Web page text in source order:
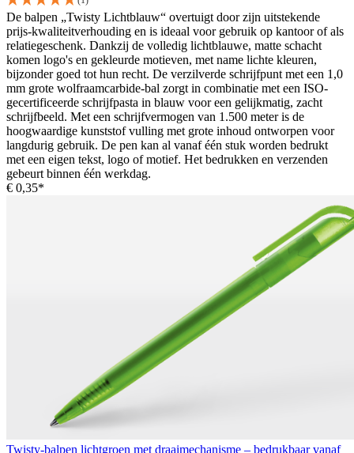
De balpen „Twisty Lichtblauw“ overtuigt door zijn uitstekende
prijs-kwaliteitverhouding en is ideaal voor gebruik op kantoor of als
relatiegeschenk. Dankzij de volledig lichtblauwe, matte schacht
komen logo's en gekleurde motieven, met name lichte kleuren,
bijzonder goed tot hun recht. De verzilverde schrijfpunt met een 1,0
mm grote wolfraamcarbide-bal zorgt in combinatie met een ISO-
gecertificeerde schrijfpasta in blauw voor een gelijkmatig, zacht
schrijfbeeld. Met een schrijfvermogen van 1.500 meter is de
hoogwaardige kunststof vulling met grote inhoud ontworpen voor
langdurig gebruik. De pen kan al vanaf één stuk worden bedrukt
met een eigen tekst, logo of motief. Het bedrukken en verzenden
gebeurt binnen één werkdag.
€ 0,35*
Twisty-balpen lichtgroen met draaimechanisme – bedrukbaar vanaf